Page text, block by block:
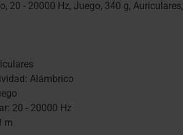
20 - 20000 Hz, Juego, 340 g, Auriculares,
Alámbrico
20 - 20000 Hz
m